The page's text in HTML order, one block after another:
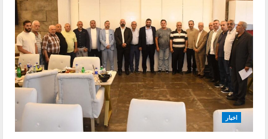
اخبار